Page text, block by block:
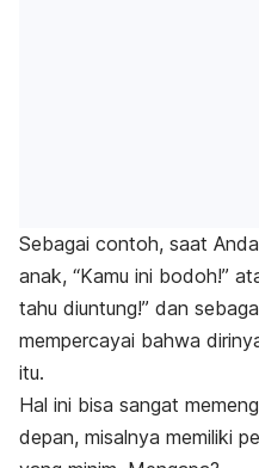
Sebagai contoh, saat
anak, “Kamu ini bodoh!”
tahu diuntung!” dan
mempercayai bahwa
itu.
Hal ini bisa sangat
depan, misalnya memiliki